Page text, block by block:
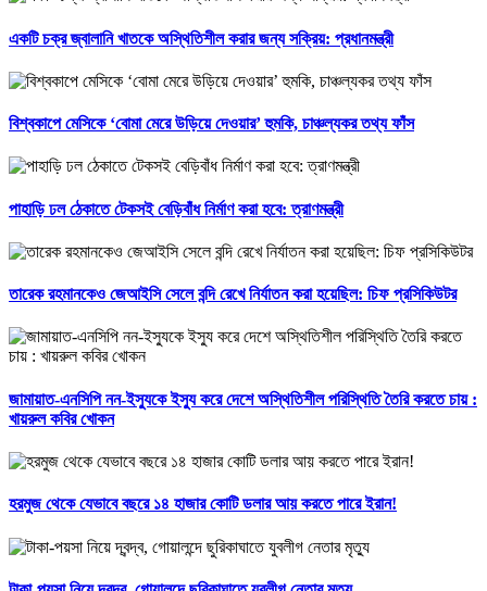
একটি চক্র জ্বালানি খাতকে অস্থিতিশীল করার জন্য সক্রিয়: প্রধানমন্ত্রী
বিশ্বকাপে মেসিকে ‘বোমা মেরে উড়িয়ে দেওয়ার’ হুমকি, চাঞ্চল্যকর তথ্য ফাঁস
পাহাড়ি ঢল ঠেকাতে টেকসই বেড়িবাঁধ নির্মাণ করা হবে: ত্রাণমন্ত্রী
তারেক রহমানকেও জেআইসি সেলে বন্দি রেখে নির্যাতন করা হয়েছিল: চিফ প্রসিকিউটর
জামায়াত-এনসিপি নন-ইস্যুকে ইস্যু করে দেশে অস্থিতিশীল পরিস্থিতি তৈরি করতে চায় :
খায়রুল কবির খোকন
হরমুজ থেকে যেভাবে বছরে ১৪ হাজার কোটি ডলার আয় করতে পারে ইরান!